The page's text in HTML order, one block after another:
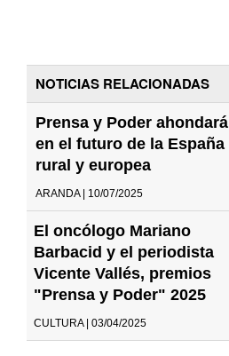
NOTICIAS RELACIONADAS
Prensa y Poder ahondará
en el futuro de la España
rural y europea
ARANDA | 10/07/2025
El oncólogo Mariano
Barbacid y el periodista
Vicente Vallés, premios
"Prensa y Poder" 2025
CULTURA | 03/04/2025